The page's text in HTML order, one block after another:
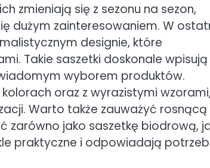
zmieniają się z sezonu na sezon,
dużym zainteresowaniem. W
designie, które
Takie saszetki doskonale wpisują
wyborem produktów.
oraz z wyrazistymi
Warto także zauważyć rosnącą
zarówno jako saszetkę biodrową,
praktyczne i odpowiadają